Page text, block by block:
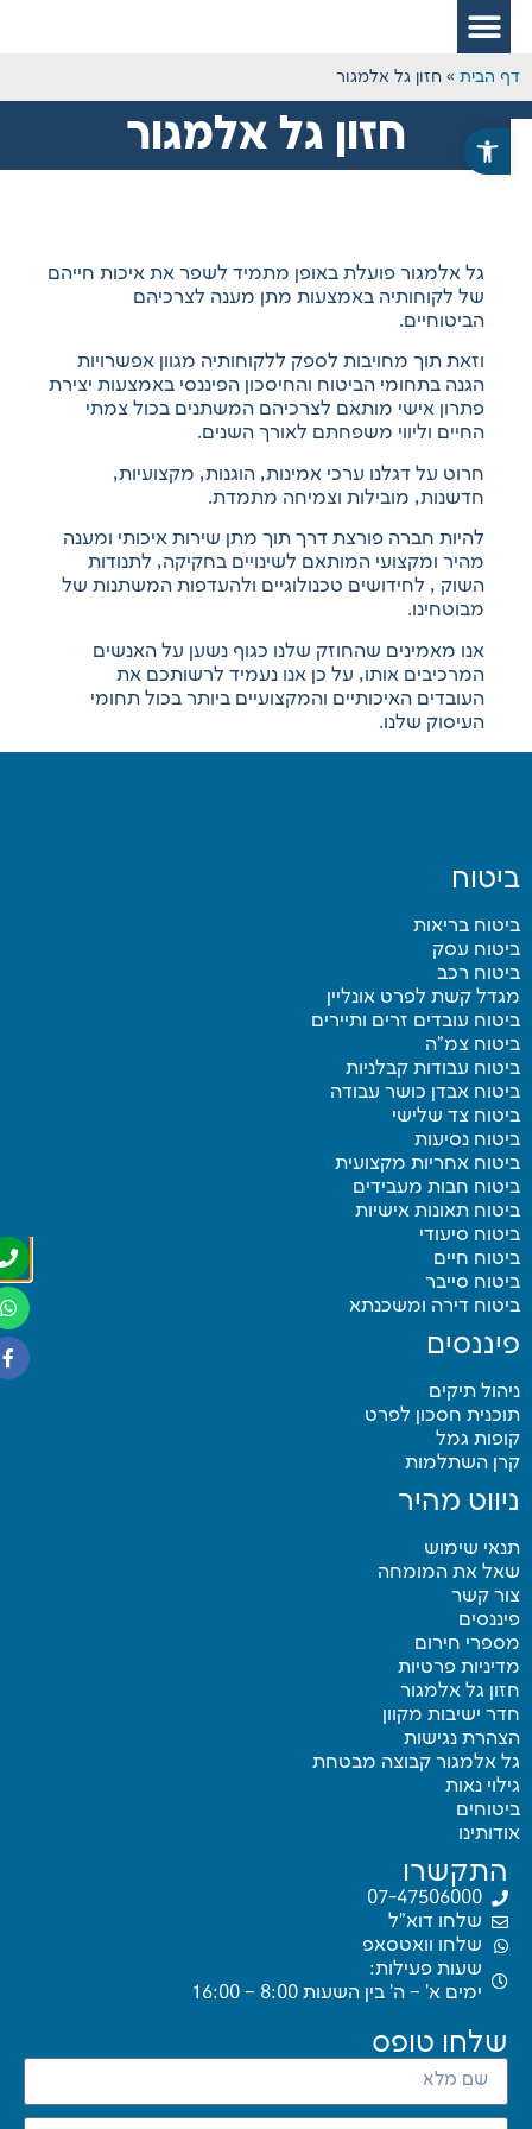
פתח סרגל נגישות
הבית»חזון גל אלמגור
חזון גל אלמגור
גל אלמגור פועלת באופן מתמיד לשפר את איכות חייהם
של לקוחותיה באמצעות מתן מענה לצרכיהם
הביטוחיים.
וזאת תוך מחויבות לספק ללקוחותיה מגוון אפשרויות
הגנה בתחומי הביטוח והחיסכון הפיננסי באמצעות יצירת
פתרון אישי מותאם לצרכיהם המשתנים בכול צמתי
החיים וליווי משפחתם לאורך השנים.
חרוט על דגלנו ערכי אמינות, הוגנות, מקצועיות,
חדשנות, מובילות וצמיחה מתמדת.
להיות חברה פורצת דרך תוך מתן שירות איכותי ומענה
מהיר ומקצועי המותאם לשינויים בחקיקה, לתנודות
השוק , לחידושים טכנולוגיים ולהעדפות המשתנות של
מבוטחינו.
אנו מאמינים שהחוזק שלנו כגוף נשען על האנשים
המרכיבים אותו, על כן אנו נעמיד לרשותכם את
העובדים האיכותיים והמקצועיים ביותר בכול תחומי
העיסוק שלנו.
בריאות
עסק
רכב
קשת לפרט אונליין
עובדים זרים ותיירים
צמ”ה
עבודות קבלניות
אבדן כושר עבודה
צד שלישי
נסיעות
אחריות מקצועית
חבות מעבידים
תאונות אישיות
סיעודי
חיים
סייבר
דירה ומשכנתא
תיקים
חסכון לפרט
גמל
השתלמות
מהיר
שימוש
את המומחה
קשר
חירום
פרטיות
גל אלמגור
ישיבות מקוון
נגישות
אלמגור קבוצה מבטחת
נאות
התקשרו
07-47506000
שלחו דוא"ל
שלחו וואטסאפ
שעות פעילות:
ימים א’ – ה’ בין השעות 8:00 – 16:00
שלחו טופס